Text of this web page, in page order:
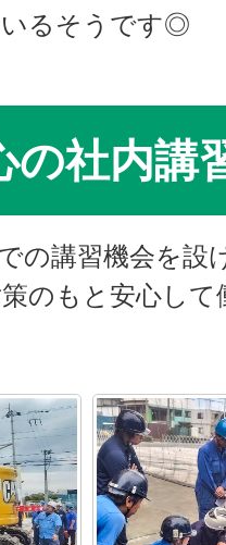
るそうです◎
の社内講
の講習機会を設
のもと安心し